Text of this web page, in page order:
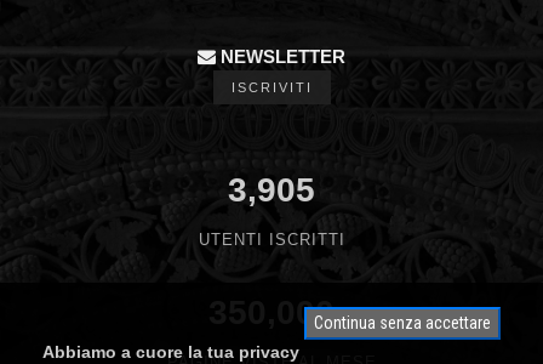
NEWSLETTER
ISCRIVITI
3,905
UTENTI ISCRITTI
350,000Continua senza accettare
Abbiamo a cuore la tua privacy